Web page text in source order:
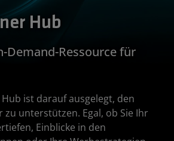
Hub
Demand-Ressource für
ist darauf ausgelegt, den
zu unterstützen. Egal, ob Sie Ihr
Einblicke in den